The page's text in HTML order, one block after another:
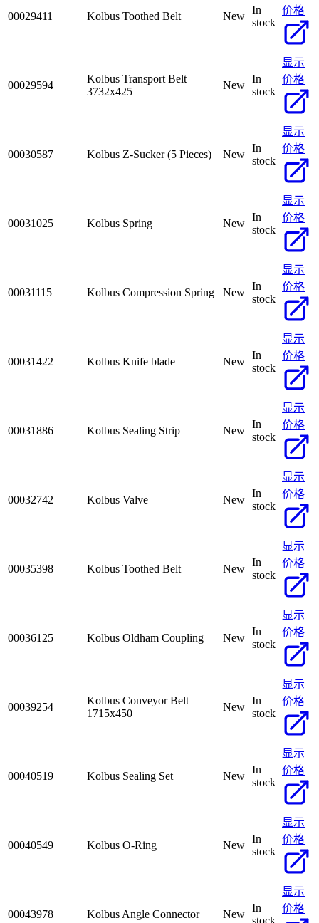
00029411 Kolbus Toothed Belt New
In
stock
价格
00029594
Kolbus Transport Belt
3732x425
New
In
stock
显示
价格
00030587 Kolbus Z-Sucker (5 Pieces) New
In
stock
显示
价格
00031025 Kolbus Spring New
In
stock
显示
价格
00031115 Kolbus Compression Spring New
In
stock
显示
价格
00031422 Kolbus Knife blade New
In
stock
显示
价格
00031886 Kolbus Sealing Strip New
In
stock
显示
价格
00032742 Kolbus Valve New
In
stock
显示
价格
00035398 Kolbus Toothed Belt New
In
stock
显示
价格
00036125 Kolbus Oldham Coupling New
In
stock
显示
价格
00039254
Kolbus Conveyor Belt
1715x450
New
In
stock
显示
价格
00040519 Kolbus Sealing Set New
In
stock
显示
价格
00040549 Kolbus O-Ring New
In
stock
显示
价格
00043978 Kolbus Angle Connector New
In
stock
显示
价格